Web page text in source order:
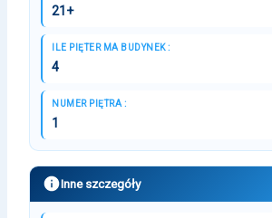
21+
ILE PIĘTER MA BUDYNEK :
4
NUMER PIĘTRA :
1
Inne szczegóły